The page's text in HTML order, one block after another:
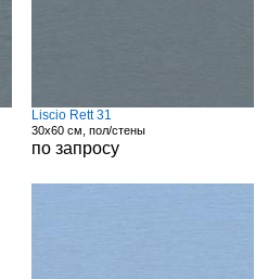
Liscio Rett 31
30x60 см, пол/стены
по запросу